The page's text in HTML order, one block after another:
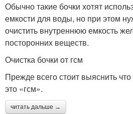
Обычно такие бочки хотят
емкости для воды, но при этом
очистить внутреннюю емкость
посторонних веществ.
Очистка бочки от гсм
Прежде всего стоит выяснить
это «гсм».
читать дальше →